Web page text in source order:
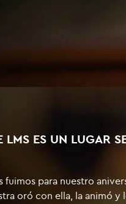
ES UN LUGAR
fuimos para nuestro
oró con ella, la animó y